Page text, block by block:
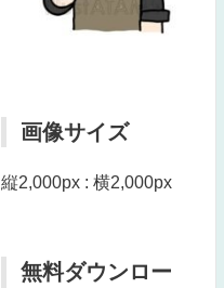
画像サイズ
縦2,000px : 横2,000px
無料ダウンロー